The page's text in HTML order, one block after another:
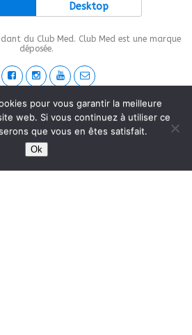
Desktop
du Club Med. Club Med est une marque
déposée.
by wp-copyrightpro.com
pour vous garantir la meilleure
web. Si vous continuez à utiliser ce
que vous en êtes satisfait.
Ok